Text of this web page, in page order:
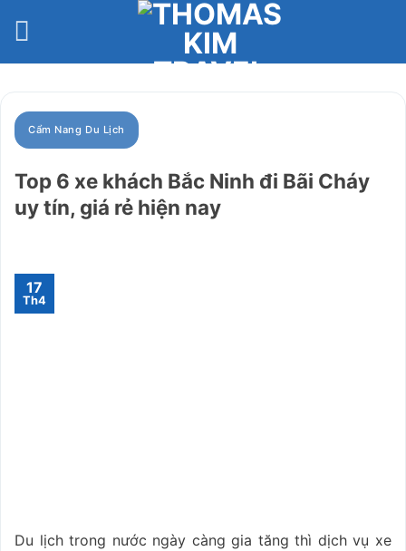
Cẩm Nang Du Lịch
Top 6 xe khách Bắc Ninh đi Bãi Cháy
uy tín, giá rẻ hiện nay
17
Th4
Du lịch trong nước ngày càng gia tăng thì dịch vụ xe